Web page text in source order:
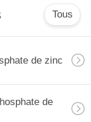
Tous
de zinc
de